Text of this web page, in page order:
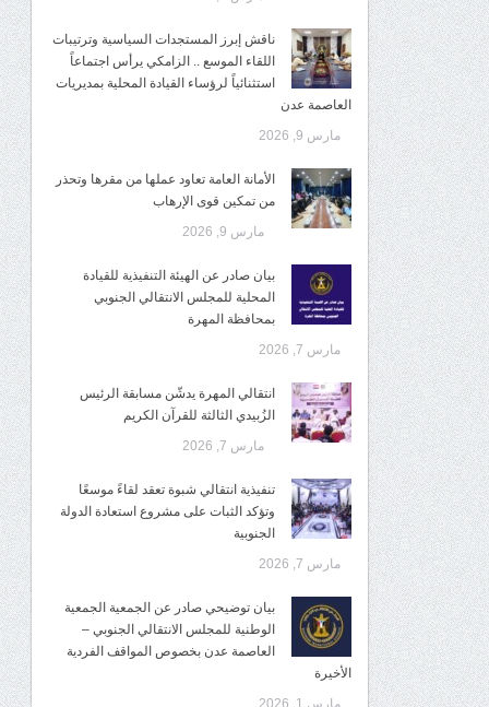
ناقش إبرز المستجدات السياسية وترتيبات
اللقاء الموسع .. الزامكي يرأس اجتماعاً
استثنائياً لرؤساء القيادة المحلية بمديريات
العاصمة عدن
مارس 9, 2026
الأمانة العامة تعاود عملها من مقرها وتحذر
من تمكين قوى الإرهاب
مارس 9, 2026
بيان صادر عن الهيئة التنفيذية للقيادة
المحلية للمجلس الانتقالي الجنوبي
بمحافظة المهرة
مارس 7, 2026
انتقالي المهرة يدشّن مسابقة الرئيس
الزُبيدي الثالثة للقرآن الكريم
مارس 7, 2026
تنفيذية انتقالي شبوة تعقد لقاءً موسعًا
وتؤكد الثبات على مشروع استعادة الدولة
الجنوبية
مارس 7, 2026
بيان توضيحي صادر عن الجمعية الجمعية
الوطنية للمجلس الانتقالي الجنوبي –
العاصمة عدن بخصوص المواقف الفردية
الأخيرة
مارس 1, 2026